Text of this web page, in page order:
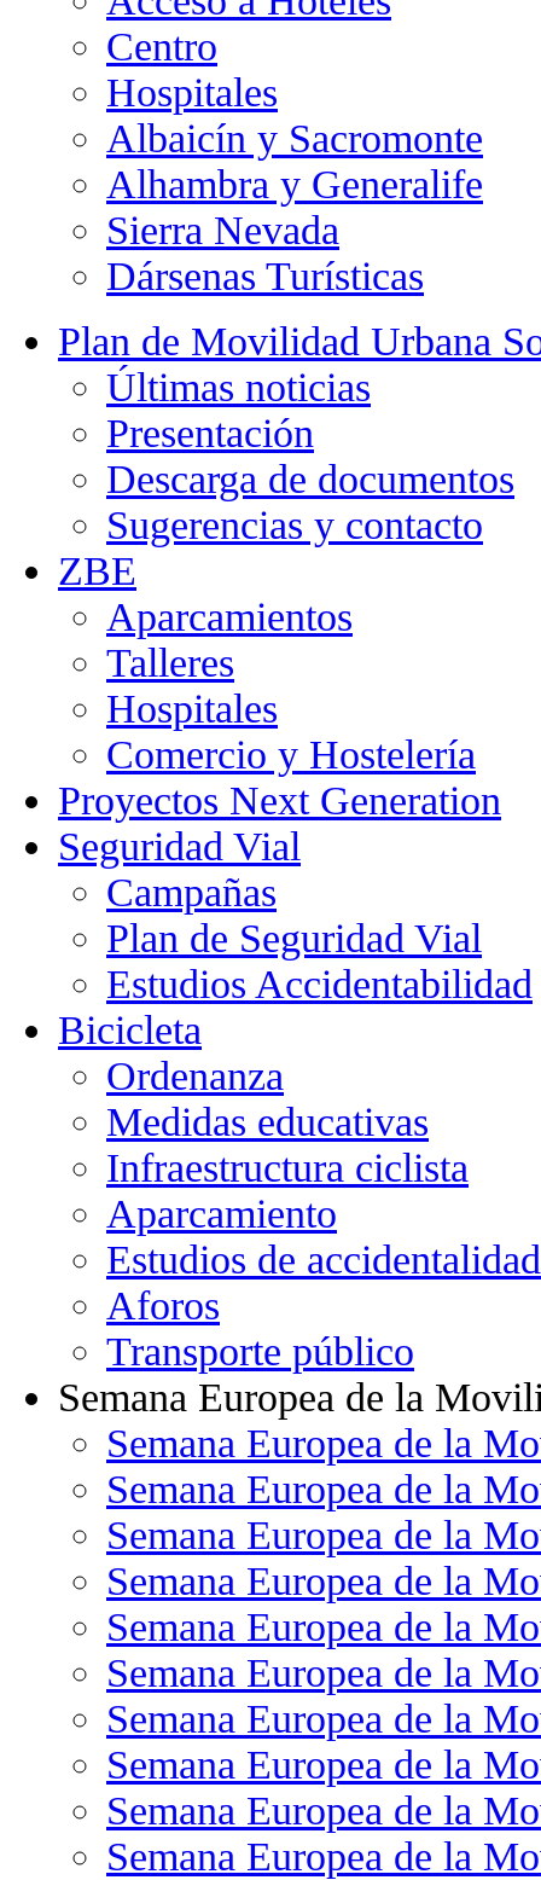
Centro
Hospitales
Albaicín y Sacromonte
Alhambra y Generalife
Sierra Nevada
Dársenas Turísticas
Plan de Movilidad Urbana
Últimas noticias
Presentación
Descarga de documentos
Sugerencias y contacto
ZBE
Aparcamientos
Talleres
Hospitales
Comercio y Hostelería
Proyectos Next Generation
Seguridad Vial
Campañas
Plan de Seguridad Vial
Estudios Accidentabilidad
Bicicleta
Ordenanza
Medidas educativas
Infraestructura ciclista
Aparcamiento
Estudios de accidentalidad
Aforos
Transporte público
Semana Europea de la
Semana Europea de la
Semana Europea de la
Semana Europea de la
Semana Europea de la
Semana Europea de la
Semana Europea de la
Semana Europea de la
Semana Europea de la
Semana Europea de la
Semana Europea de la